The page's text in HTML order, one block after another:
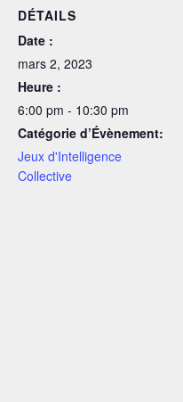
DÉTAILS
Date :
mars 2, 2023
Heure :
6:00 pm - 10:30 pm
Catégorie d’Évènement:
Jeux d'Intelligence
Collective